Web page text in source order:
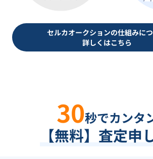
セルカオークションの仕組みに
詳しくはこちら
30秒でカンタ
【無料】査定申